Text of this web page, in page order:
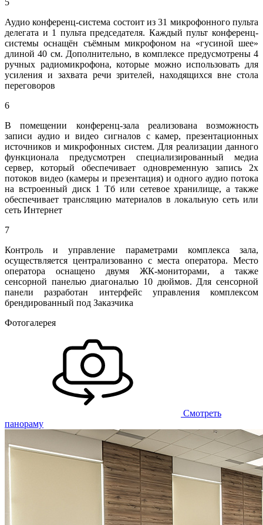
5
Аудио конференц-система состоит из 31 микрофонного пульта
делегата и 1 пульта председателя. Каждый пульт конференц-
системы оснащён съёмным микрофоном на «гусиной шее»
длиной 40 см. Дополнительно, в комплексе предусмотрены 4
ручных радиомикрофона, которые можно использовать для
усиления и захвата речи зрителей, находящихся вне стола
переговоров
6
В помещении конференц-зала реализована возможность
записи аудио и видео сигналов с камер, презентационных
источников и микрофонных систем. Для реализации данного
функционала предусмотрен специализированный медиа
сервер, который обеспечивает одновременную запись 2х
потоков видео (камеры и презентация) и одного аудио потока
на встроенный диск 1 Тб или сетевое хранилище, а также
обеспечивает трансляцию материалов в локальную сеть или
сеть Интернет
7
Контроль и управление параметрами комплекса зала,
осуществляется централизованно с места оператора. Место
оператора оснащено двумя ЖК-мониторами, а также
сенсорной панелью диагональю 10 дюймов. Для сенсорной
панели разработан интерфейс управления комплексом
брендированный под Заказчика
Фотогалерея
Смотреть
панораму